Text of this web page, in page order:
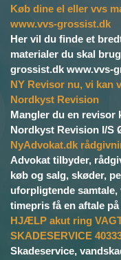
Køb dine el eller vvs
www.vvs-grossist.dk
Her vil du finde et
materialer du skal
grossist.dk www.vvs-
NY Revisor nu, vi kan
Nordkyst Revision
Mangler du en revisor
Nordkyst Revision I/S
NyAdvokat.dk
Advokat tilbyder,
køb og salg, skøder,
uforpligtende
timepris få en aftale på
HJÆLP akut ring
SKADESERVICE
Skadeservice,